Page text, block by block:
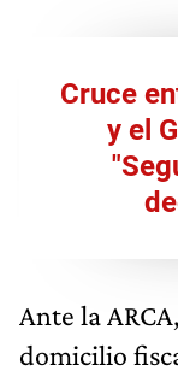
Cruce
y el
Ante la
domicilio